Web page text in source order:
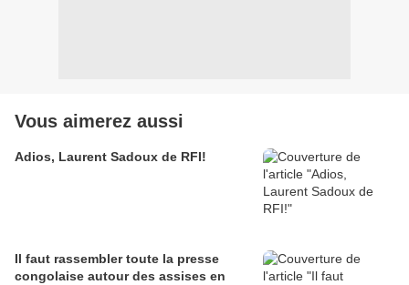
Vous aimerez aussi
Adios, Laurent Sadoux de RFI!
Il faut rassembler toute la presse
congolaise autour des assises en